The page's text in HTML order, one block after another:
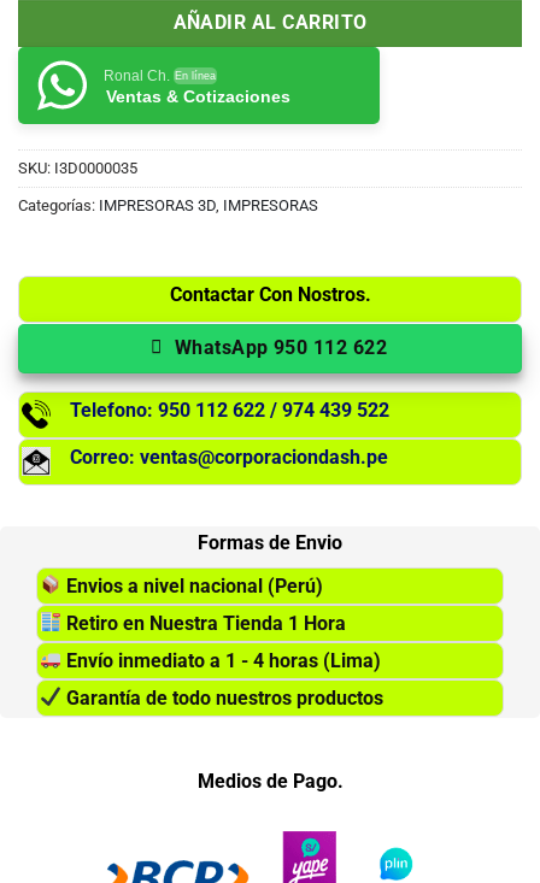
AÑADIR AL CARRITO
Ronal Ch. En línea
Ventas & Cotizaciones
SKU: I3D0000035
Categorías: IMPRESORAS 3D, IMPRESORAS
Contactar Con Nostros.
WhatsApp 950 112 622
Telefono: 950 112 622 / 974 439 522
Correo: ventas@corporaciondash.pe
Formas de Envio
Envios a nivel nacional (Perú)
Retiro en Nuestra Tienda 1 Hora
Envío inmediato a 1 - 4 horas (Lima)
Garantía de todo nuestros productos
Medios de Pago.